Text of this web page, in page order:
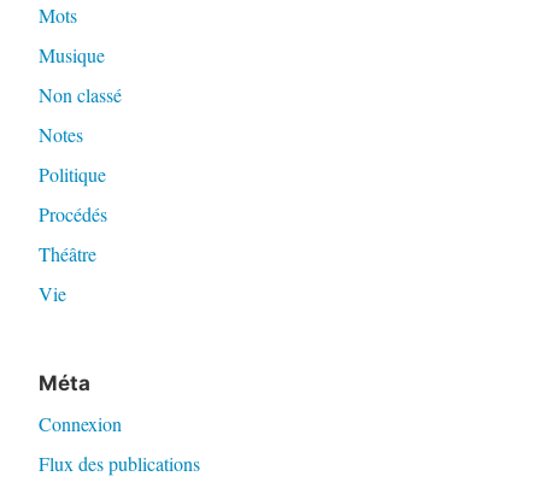
Mots
Musique
Non classé
Notes
Politique
Procédés
Théâtre
Vie
Méta
Connexion
Flux des publications